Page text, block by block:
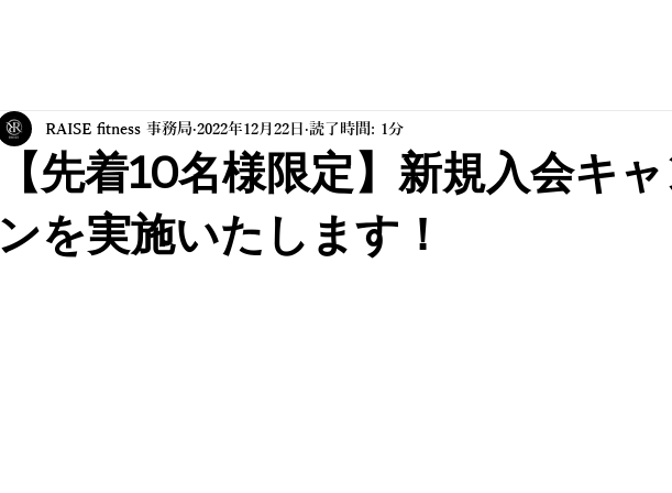
【先着10名様限定】新規入会キ
ンを実施いたします！
RAISE fitness 事務局 2022年12月22日 読了時間: 1分